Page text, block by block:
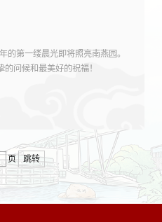
的第一缕晨光即将照亮南燕园。
问候和最美好的祝福！
页 跳转